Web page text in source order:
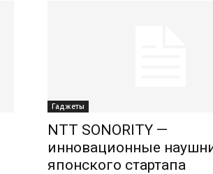
Гаджеты
NTT SONORITY —
инновационные
японского стартапа